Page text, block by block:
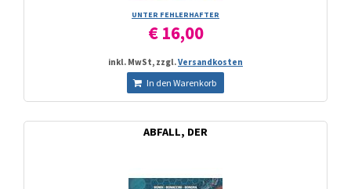
UNTER FEHLERHAFTER
€ 16,00
inkl. MwSt, zzgl.Versandkosten
In den Warenkorb
ABFALL, DER